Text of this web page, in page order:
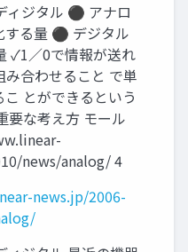
ィジタル ⚫ アナロ
する量 ⚫ デジタル
✓1／0で情報が送れ
合わせること で単
とができるという
要な考え方 モール
news/analog/ 4
news.jp/2006-